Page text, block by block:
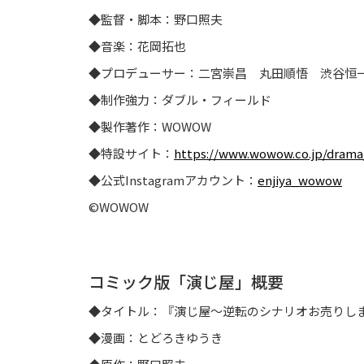
◆監督・脚本：野口照夫
◆音楽：花岡拓也
◆プロデューサー：二宮崇昌 丸田順悟 渋谷恒
◆制作強力：ダブル・フィールド
◆製作著作：WOWOW
◆特設サイト： https://www.wowow.co.jp/
◆公式Instagramアカウント： enjiya_wowow
©WOWOW
コミック版「演じ屋」概要
◆タイトル：『演じ屋～逆転のシナリオお売りし
◆漫画：とどろきゆうき